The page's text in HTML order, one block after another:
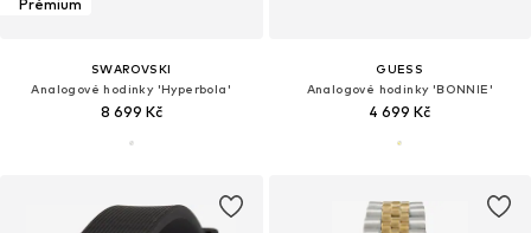
Prémium
SWAROVSKI
Analogové hodinky 'Hyperbola'
8 699 Kč
GUESS
Analogové hodinky 'BONNIE'
4 699 Kč